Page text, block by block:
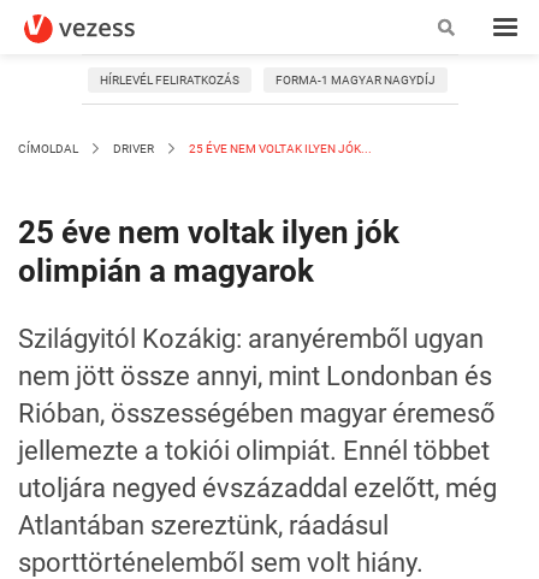
HÍRLEVÉL FELIRATKOZÁS FORMA-1 MAGYAR NAGYDÍJ
CÍMOLDAL DRIVER 25 ÉVE NEM VOLTAK ILYEN JÓK...
25 éve nem voltak ilyen jók
olimpián a magyarok
Szilágyitól Kozákig: aranyéremből ugyan
nem jött össze annyi, mint Londonban és
Rióban, összességében magyar éremeső
jellemezte a tokiói olimpiát. Ennél többet
utoljára negyed évszázaddal ezelőtt, még
Atlantában szereztünk, ráadásul
sporttörténelemből sem volt hiány.